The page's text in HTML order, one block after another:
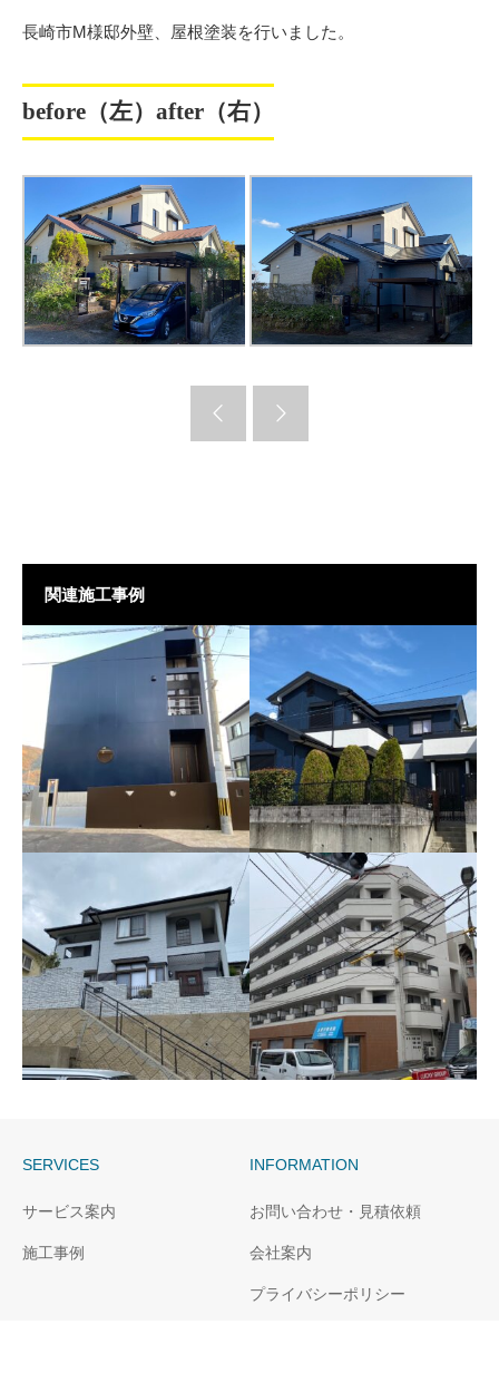
長崎市M様邸外壁、屋根塗装を行いました。
before（左）after（右）
関連施工事例
長崎市W様邸外壁塗装
西彼長与町H様邸外壁、屋
根塗装
装
水改修工事
SERVICES
サービス案内
施工事例
INFORMATION
お問い合わせ・見積依頼
会社案内
プライバシーポリシー